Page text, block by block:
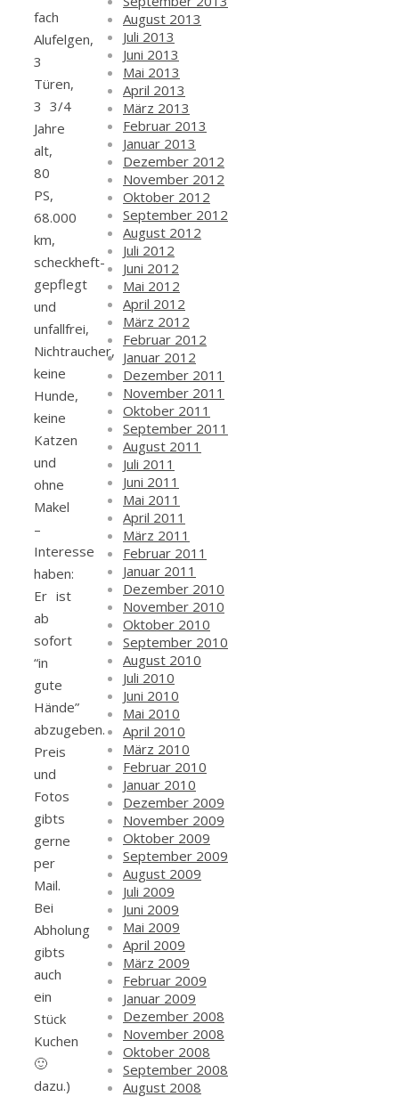
fach
Alufelgen,
3
Türen,
3 3/4
Jahre
alt,
80
PS,
68.000
km,
scheckheft-
gepflegt
und
unfallfrei,
Nichtraucher,
keine
Hunde,
keine
Katzen
und
ohne
Makel
–
Interesse
haben:
Er ist
ab
sofort
“in
gute
Hände”
abzugeben.
Preis
und
Fotos
gibts
gerne
per
Mail.
Bei
Abholung
gibts
auch
ein
Stück
Kuchen
🙂
dazu.)
August 2013
Juli 2013
Juni 2013
Mai 2013
April 2013
März 2013
Februar 2013
Januar 2013
Dezember 2012
November 2012
Oktober 2012
September 2012
August 2012
Juli 2012
Juni 2012
Mai 2012
April 2012
März 2012
Februar 2012
Januar 2012
Dezember 2011
November 2011
Oktober 2011
September 2011
August 2011
Juli 2011
Juni 2011
Mai 2011
April 2011
März 2011
Februar 2011
Januar 2011
Dezember 2010
November 2010
Oktober 2010
September 2010
August 2010
Juli 2010
Juni 2010
Mai 2010
April 2010
März 2010
Februar 2010
Januar 2010
Dezember 2009
November 2009
Oktober 2009
September 2009
August 2009
Juli 2009
Juni 2009
Mai 2009
April 2009
März 2009
Februar 2009
Januar 2009
Dezember 2008
November 2008
Oktober 2008
September 2008
August 2008